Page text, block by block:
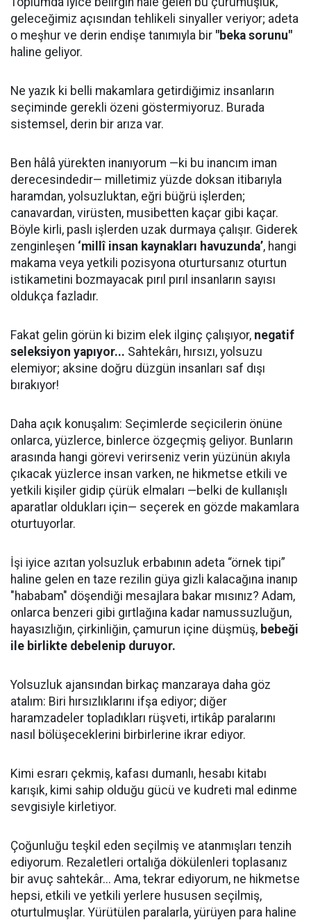
geleceğimiz açısından tehlikeli sinyaller veriyor; adeta
o meşhur ve derin endişe tanımıyla bir "beka sorunu"
haline geliyor.
Ne yazık ki belli makamlara getirdiğimiz insanların
seçiminde gerekli özeni göstermiyoruz. Burada
sistemsel, derin bir arıza var.
Ben hâlâ yürekten inanıyorum —ki bu inancım iman
derecesindedir— milletimiz yüzde doksan itibarıyla
haramdan, yolsuzluktan, eğri büğrü işlerden;
canavardan, virüsten, musibetten kaçar gibi kaçar.
Böyle kirli, paslı işlerden uzak durmaya çalışır. Giderek
zenginleşen ‘millî insan kaynakları havuzunda’, hangi
makama veya yetkili pozisyona oturtursanız oturtun
istikametini bozmayacak pırıl pırıl insanların sayısı
oldukça fazladır.
Fakat gelin görün ki bizim elek ilginç çalışıyor, negatif
seleksiyon yapıyor... Sahtekârı, hırsızı, yolsuzu
elemiyor; aksine doğru düzgün insanları saf dışı
bırakıyor!
Daha açık konuşalım: Seçimlerde seçicilerin önüne
onlarca, yüzlerce, binlerce özgeçmiş geliyor. Bunların
arasında hangi görevi verirseniz verin yüzünün akıyla
çıkacak yüzlerce insan varken, ne hikmetse etkili ve
yetkili kişiler gidip çürük elmaları —belki de kullanışlı
aparatlar oldukları için— seçerek en gözde makamlara
oturtuyorlar.
İşi iyice azıtan yolsuzluk erbabının adeta “örnek tipi”
haline gelen en taze rezilin güya gizli kalacağına inanıp
"hababam" döşendiği mesajlara bakar mısınız? Adam,
onlarca benzeri gibi gırtlağına kadar namussuzluğun,
hayasızlığın, çirkinliğin, çamurun içine düşmüş, bebeği
ile birlikte debelenip duruyor.
Yolsuzluk ajansından birkaç manzaraya daha göz
atalım: Biri hırsızlıklarını ifşa ediyor; diğer
haramzadeler topladıkları rüşveti, irtikâp paralarını
nasıl bölüşeceklerini birbirlerine ikrar ediyor.
Kimi esrarı çekmiş, kafası dumanlı, hesabı kitabı
karışık, kimi sahip olduğu gücü ve kudreti mal edinme
sevgisiyle kirletiyor.
Çoğunluğu teşkil eden seçilmiş ve atanmışları tenzih
ediyorum. Rezaletleri ortalığa dökülenleri toplasanız
bir avuç sahtekâr... Ama, tekrar ediyorum, ne hikmetse
hepsi, etkili ve yetkili yerlere hususen seçilmiş,
oturtulmuşlar. Yürütülen paralarla, yürüyen para haline